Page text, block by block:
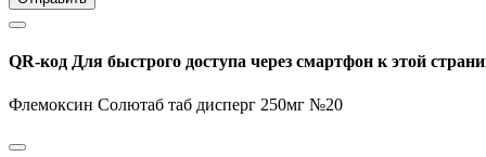
QR-код Для быстрого доступа через смартфон к этой
Флемоксин Солютаб таб дисперг 250мг №20